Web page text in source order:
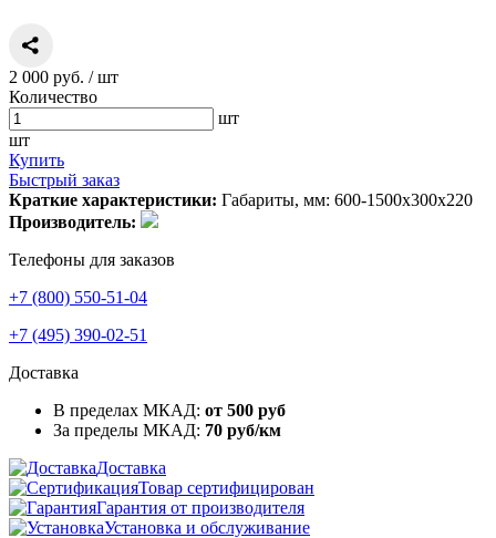
2 000 руб. / шт
Количество
шт
шт
Купить
Быстрый заказ
Краткие характеристики: Габариты, мм: 600-1500х300х220
Производитель:
Телефоны для заказов
+7 (800) 550-51-04
+7 (495) 390-02-51
Доставка
В пределах МКАД: от 500 руб
За пределы МКАД: 70 руб/км
Доставка
Товар сертифицирован
Гарантия от производителя
Установка и обслуживание